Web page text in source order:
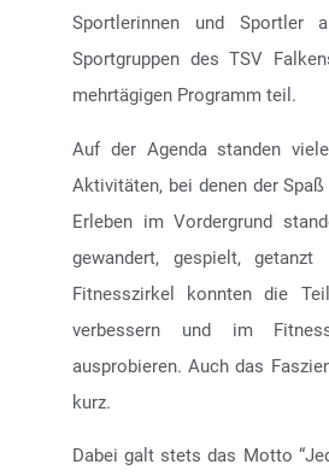
Sportlerinnen und Sportler
Sportgruppen des TSV
mehrtägigen Programm teil.
Auf der Agenda standen
Aktivitäten, bei denen der
Erleben im Vordergrund
gewandert, gespielt,
Fitnesszirkel konnten die
verbessern und im
ausprobieren. Auch das
kurz.
Dabei galt stets das Motto